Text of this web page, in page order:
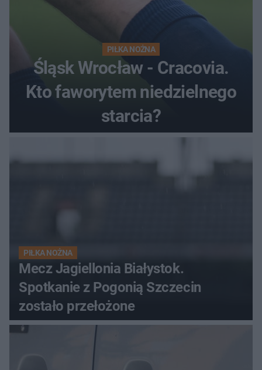
PIŁKA NOŻNA
Śląsk Wrocław - Cracovia.
Kto faworytem niedzielnego
starcia?
PIŁKA NOŻNA
Mecz Jagiellonia Białystok.
Spotkanie z Pogonią Szczecin
zostało przełożone